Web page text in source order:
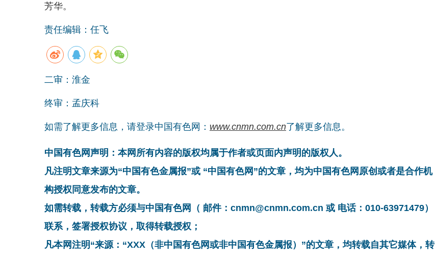
芳华。
责任编辑：任飞
二审：淮金
终审：孟庆科
如需了解更多信息，请登录中国有色网： www.cnmn.com.cn了解更多信息。
中国有色网声明：本网所有内容的版权均属于作者或页面内声明的版权人。
凡注明文章来源为“中国有色金属报”或 “中国有色网”的文章，均为中国有色网原创或者是合作机
构授权同意发布的文章。
如需转载，转载方必须与中国有色网（ 邮件：cnmn@cnmn.com.cn 或 电话：010-63971479）
联系，签署授权协议，取得转载授权；
凡本网注明“来源：“XXX（非中国有色网或非中国有色金属报）”的文章，均转载自其它媒体，转